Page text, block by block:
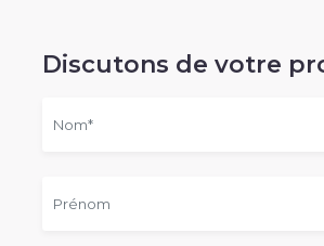
Discutons de votre